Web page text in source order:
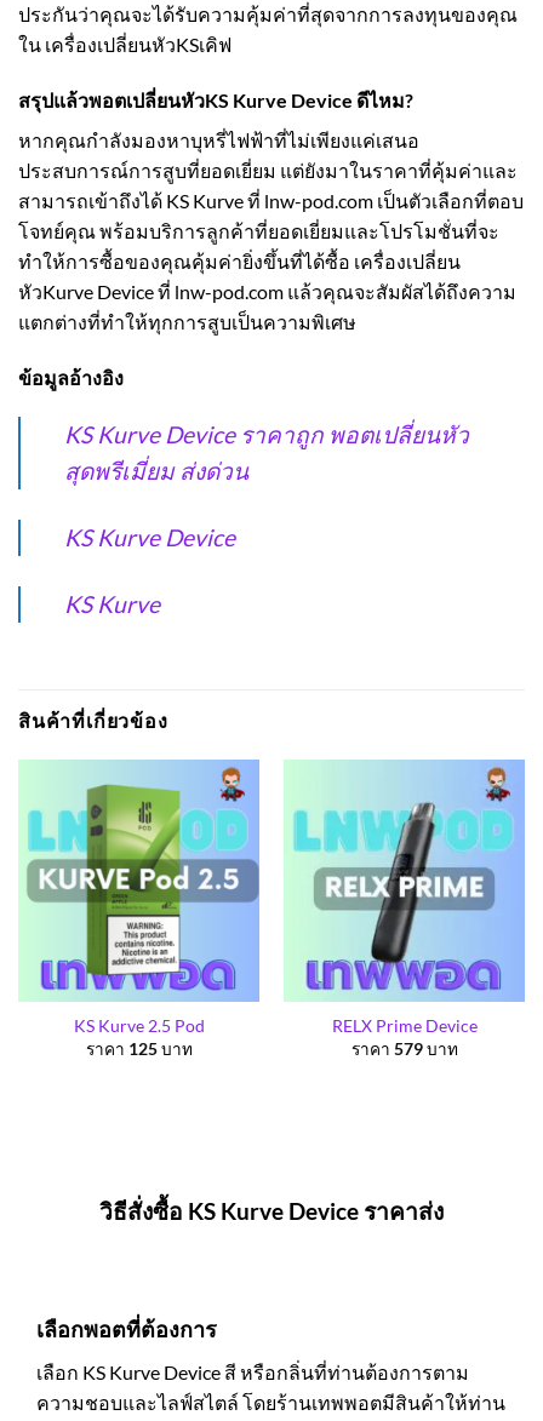
ประกันว่าคุณจะได้รับความคุ้มค่าที่สุดจากการลงทุนของคุณ
ใน เครื่องเปลี่ยนหัวKSเคิฟ
สรุปแล้วพอตเปลี่ยนหัวKS Kurve Device ดีไหม?
หากคุณกำลังมองหาบุหรี่ไฟฟ้าที่ไม่เพียงแค่เสนอ
ประสบการณ์การสูบที่ยอดเยี่ยม แต่ยังมาในราคาที่คุ้มค่าและ
สามารถเข้าถึงได้ KS Kurve ที่ lnw-pod.com เป็นตัวเลือกที่ตอบ
โจทย์คุณ พร้อมบริการลูกค้าที่ยอดเยี่ยมและโปรโมชั่นที่จะ
ทำให้การซื้อของคุณคุ้มค่ายิ่งขึ้นที่ได้ซื้อ เครื่องเปลี่ยน
หัวKurve Device ที่ lnw-pod.com แล้วคุณจะสัมผัสได้ถึงความ
แตกต่างที่ทำให้ทุกการสูบเป็นความพิเศษ
ข้อมูลอ้างอิง
KS Kurve Device ราคาถูก พอตเปลี่ยนหัว
สุดพรีเมี่ยม ส่งด่วน
KS Kurve Device
KS Kurve
สินค้าที่เกี่ยวข้อง
KS Kurve 2.5 Pod
ราคา 125บาท
RELX Prime Device
ราคา 579บาท
วิธีสั่งซื้อ KS Kurve Device ราคาส่ง
เลือกพอตที่ต้องการ
เลือก KS Kurve Device สี หรือกลิ่นที่ท่านต้องการตาม
ความชอบและไลฟ์สไตล์ โดยร้านเทพพอตมีสินค้าให้ท่าน